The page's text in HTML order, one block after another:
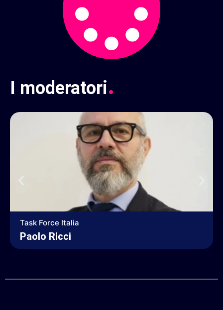
I moderatori.
Task Force Italia
Paolo Ricci